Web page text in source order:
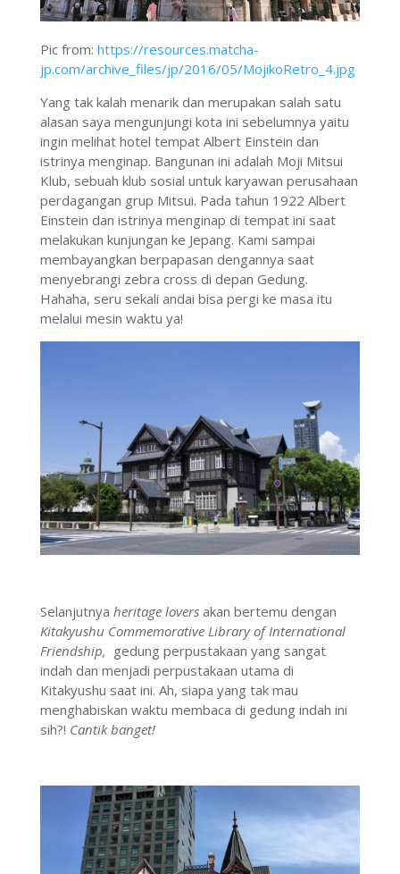
Pic from: https://resources.matcha-
jp.com/archive_files/jp/2016/05/MojikoRetro_4.jpg
Yang tak kalah menarik dan merupakan salah satu
alasan saya mengunjungi kota ini sebelumnya yaitu
ingin melihat hotel tempat Albert Einstein dan
istrinya menginap. Bangunan ini adalah Moji Mitsui
Klub, sebuah klub sosial untuk karyawan perusahaan
perdagangan grup Mitsui. Pada tahun 1922 Albert
Einstein dan istrinya menginap di tempat ini saat
melakukan kunjungan ke Jepang. Kami sampai
membayangkan berpapasan dengannya saat
menyebrangi zebra cross di depan Gedung.
Hahaha, seru sekali andai bisa pergi ke masa itu
melalui mesin waktu ya!
Selanjutnya heritage loversakan bertemu dengan
Kitakyushu Commemorative Library of International
Friendship, gedung perpustakaan yang sangat
indah dan menjadi perpustakaan utama di
Kitakyushu saat ini. Ah, siapa yang tak mau
menghabiskan waktu membaca di gedung indah ini
sih?! Cantik banget!